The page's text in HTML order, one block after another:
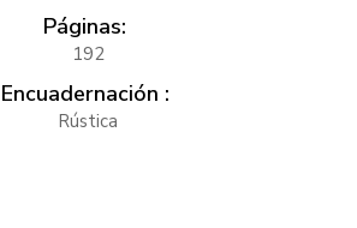
Páginas:
192
Encuadernación :
Rústica